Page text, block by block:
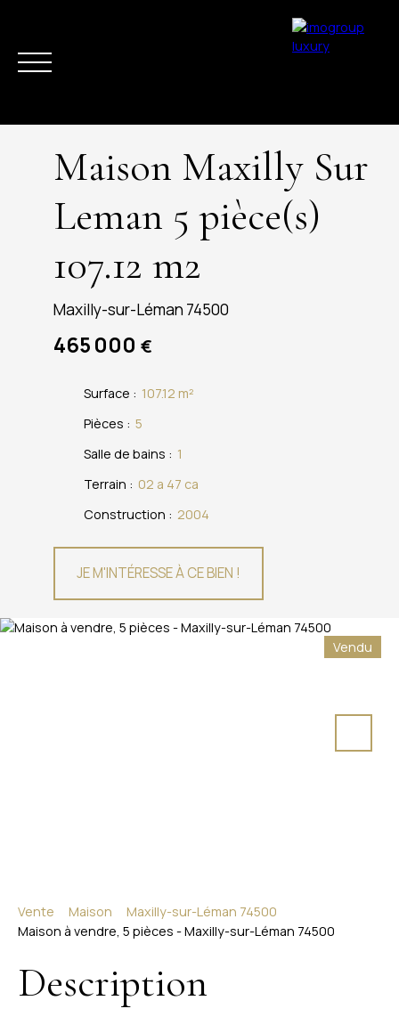
Maison Maxilly Sur
Leman 5 pièce(s)
107.12 m2
Maxilly-sur-Léman 74500
465 000 €
Surface : 107.12 m²
Pièces : 5
Salle de bains : 1
Terrain : 02 a 47 ca
Construction : 2004
JE M'INTÉRESSE À CE BIEN !
Vendu
Vente Maison
Maxilly-sur-Léman 74500
Maison à vendre, 5 pièces - Maxilly-sur-Léman 74500
Description